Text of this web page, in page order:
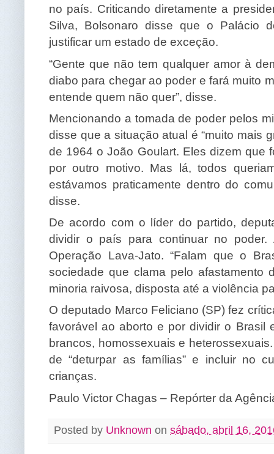
no país. Criticando diretamente a
Silva, Bolsonaro disse que o Palácio
justificar um estado de exceção.
“Gente que não tem qualquer amor à
diabo para chegar ao poder e fará muito
entende quem não quer”, disse.
Mencionando a tomada de poder pelos
disse que a situação atual é “muito mais
de 1964 o João Goulart. Eles dizem que
por outro motivo. Mas lá, todos
estávamos praticamente dentro do
disse.
De acordo com o líder do partido,
dividir o país para continuar no
Operação Lava-Jato. “Falam que o
sociedade que clama pelo afastamento
minoria raivosa, disposta até a violência
O deputado Marco Feliciano (SP) fez
favorável ao aborto e por dividir o Brasil
brancos, homossexuais e
de “deturpar as famílias” e incluir no
crianças.
Paulo Victor Chagas – Repórter da
Posted by Unknown on sábado, abril 16,